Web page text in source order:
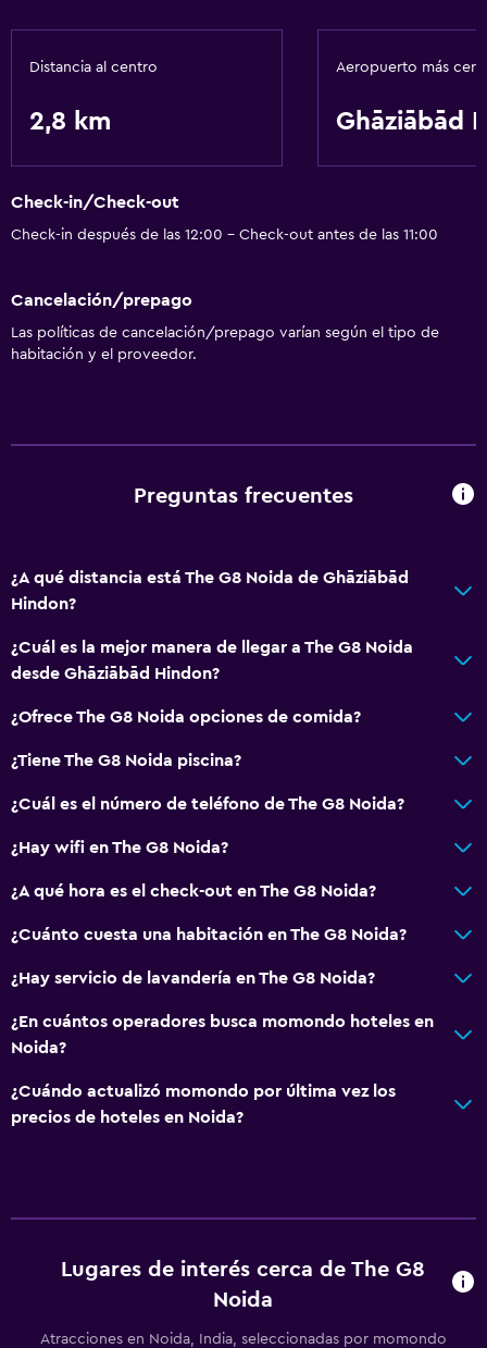
Sistema de entretenimiento
TV por cable o vía satélite
Accesibilidad y adecuación
Ascensor
Aire libre
Zona de trabajo
Escritorio
Distancia al centro
2,8 km
Aeropuerto más
Ghāziābād
Check-in/Check-out
Check-in después de las 12:00 - Check-out antes de las 11:00
Cancelación/prepago
Las políticas de cancelación/prepago varían según el tipo de
habitación y el proveedor.
Preguntas frecuentes
¿A qué distancia está The G8 Noida de Ghāziābād
Hindon?
¿Cuál es la mejor manera de llegar a The G8 Noida
desde Ghāziābād Hindon?
¿Ofrece The G8 Noida opciones de comida?
¿Tiene The G8 Noida piscina?
¿Cuál es el número de teléfono de The G8 Noida?
¿Hay wifi en The G8 Noida?
¿A qué hora es el check-out en The G8 Noida?
¿Cuánto cuesta una habitación en The G8 Noida?
¿Hay servicio de lavandería en The G8 Noida?
¿En cuántos operadores busca momondo hoteles en
Noida?
¿Cuándo actualizó momondo por última vez los
precios de hoteles en Noida?
Lugares de interés cerca de The G8
Noida
Atracciones en Noida, India, seleccionadas por momondo